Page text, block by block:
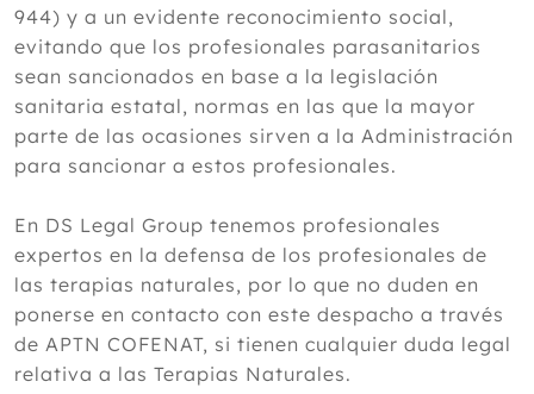
944) y a un evidente reconocimiento social,
evitando que los profesionales parasanitarios
sean sancionados en base a la legislación
sanitaria estatal, normas en las que la mayor
parte de las ocasiones sirven a la Administración
para sancionar a estos profesionales.
En DS Legal Group tenemos profesionales
expertos en la defensa de los profesionales de
las terapias naturales, por lo que no duden en
ponerse en contacto con este despacho a través
de APTN COFENAT, si tienen cualquier duda legal
relativa a las Terapias Naturales.